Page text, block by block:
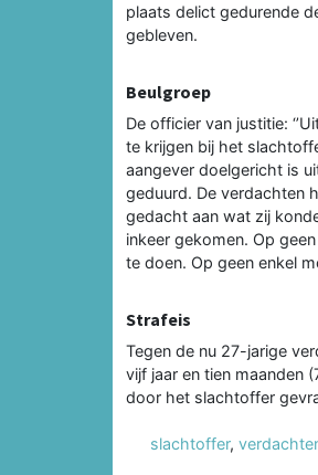
plaats delict gedurende
gebleven.
Beulgroep
De officier van justitie:
te krijgen bij het
aangever doelgericht is
geduurd. De verdachten
gedacht aan wat zij
inkeer gekomen. Op
te doen. Op geen enkel
Strafeis
Tegen de nu 27-jarige
vijf jaar en tien maanden
door het slachtoffer
slachtoffer,